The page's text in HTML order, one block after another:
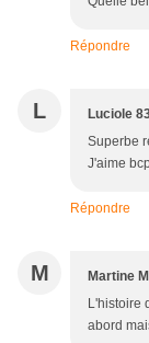
Répondre
L Luciole
Superbe
J'aime
Répondre
M Martine
L'histoire
abord